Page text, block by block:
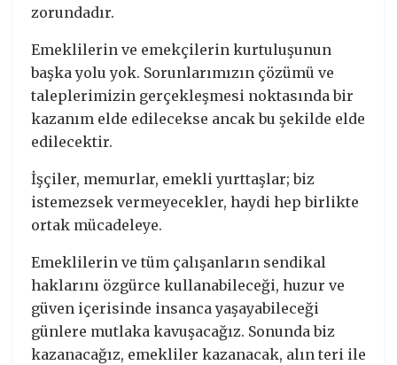
zorundadır.
Emeklilerin ve emekçilerin kurtuluşunun
başka yolu yok. Sorunlarımızın çözümü ve
taleplerimizin gerçekleşmesi noktasında bir
kazanım elde edilecekse ancak bu şekilde elde
edilecektir.
İşçiler, memurlar, emekli yurttaşlar; biz
istemezsek vermeyecekler, haydi hep birlikte
ortak mücadeleye.
Emeklilerin ve tüm çalışanların sendikal
haklarını özgürce kullanabileceği, huzur ve
güven içerisinde insanca yaşayabileceği
günlere mutlaka kavuşacağız. Sonunda biz
kazanacağız, emekliler kazanacak, alın teri ile